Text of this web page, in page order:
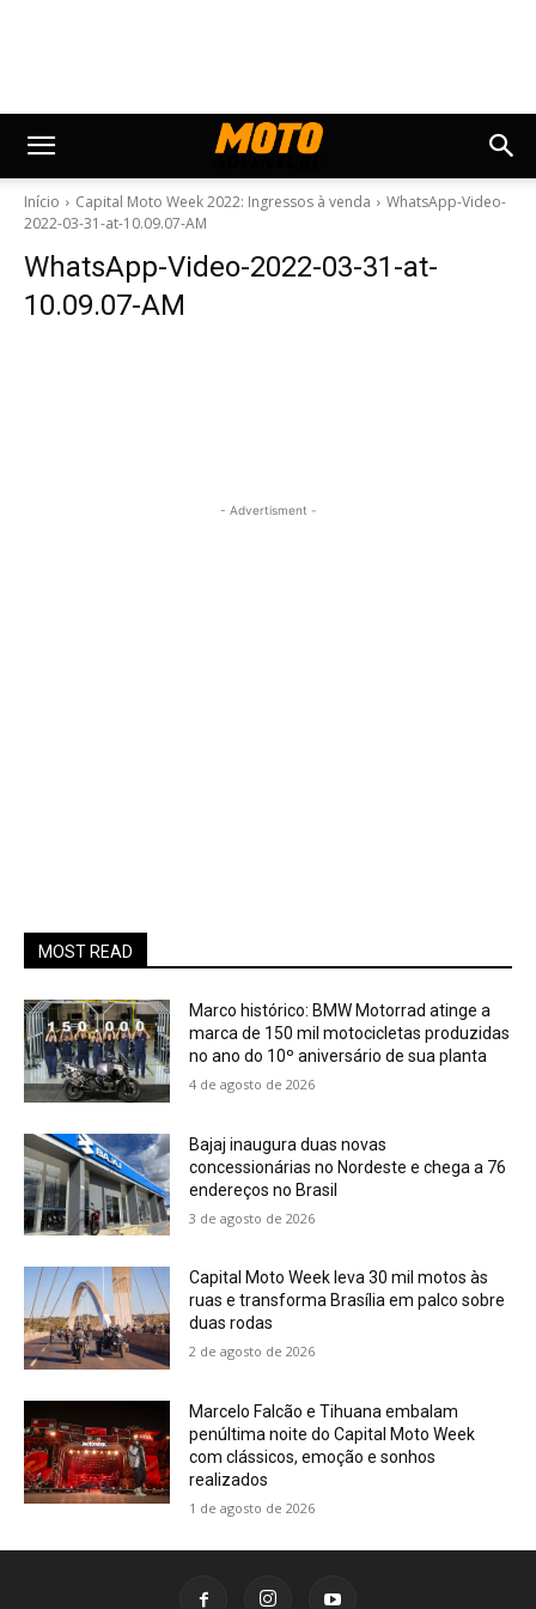
Início Capital Moto Week 2022: Ingressos à venda
WhatsApp-Video-
2022-03-31-at-10.09.07-AM
WhatsApp-Video-2022-03-31-at-
10.09.07-AM
- Advertisment -
MOST READ
Marco histórico: BMW Motorrad atinge a
marca de 150 mil motocicletas produzidas
no ano do 10º aniversário de sua planta
4 de agosto de 2026
Bajaj inaugura duas novas
concessionárias no Nordeste e chega a 76
endereços no Brasil
3 de agosto de 2026
Capital Moto Week leva 30 mil motos às
ruas e transforma Brasília em palco sobre
duas rodas
2 de agosto de 2026
Marcelo Falcão e Tihuana embalam
penúltima noite do Capital Moto Week
com clássicos, emoção e sonhos
realizados
1 de agosto de 2026